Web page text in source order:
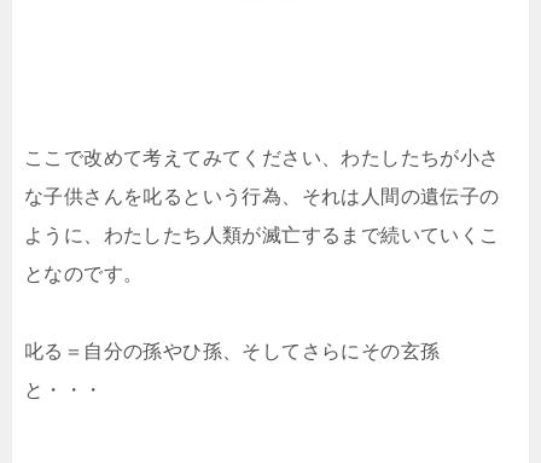
ここで改めて考えてみてください、わたしたちが小さ
な子供さんを叱るという行為、それは人間の遺伝子の
ように、わたしたち人類が滅亡するまで続いていくこ
となのです。
叱る＝自分の孫やひ孫、そしてさらにその玄孫
と・・・